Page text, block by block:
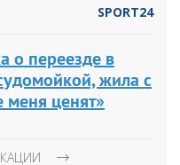
SPORT24
о переезде в
жила с
меня ценят»